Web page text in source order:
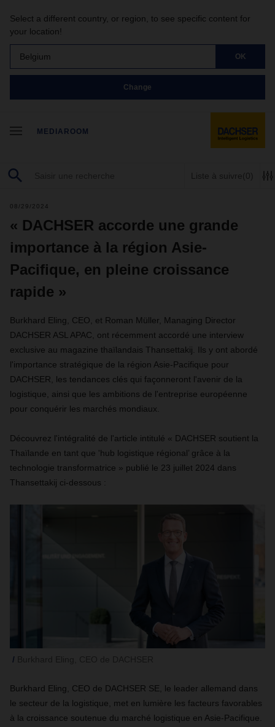
Select a different country, or region, to see specific content for
your location!
Belgium OK
Change
MEDIAROOM
Liste à suivre(0)
08/29/2024
« DACHSER accorde une grande
importance à la région Asie-
Pacifique, en pleine croissance
rapide »
Burkhard Eling, CEO, et Roman Müller, Managing Director
DACHSER ASL APAC, ont récemment accordé une interview
exclusive au magazine thaïlandais Thansettakij. Ils y ont abordé
l'importance stratégique de la région Asie-Pacifique pour
DACHSER, les tendances clés qui façonneront l'avenir de la
logistique, ainsi que les ambitions de l'entreprise européenne
pour conquérir les marchés mondiaux.
Découvrez l'intégralité de l'article intitulé « DACHSER soutient la
Thaïlande en tant que 'hub logistique régional’ grâce à la
technologie transformatrice » publié le 23 juillet 2024 dans
Thansettakij ci-dessous :
Burkhard Eling, CEO de DACHSER SE, le leader allemand dans
le secteur de la logistique, met en lumière les facteurs favorables
à la croissance soutenue du marché logistique en Asie-Pacifique.